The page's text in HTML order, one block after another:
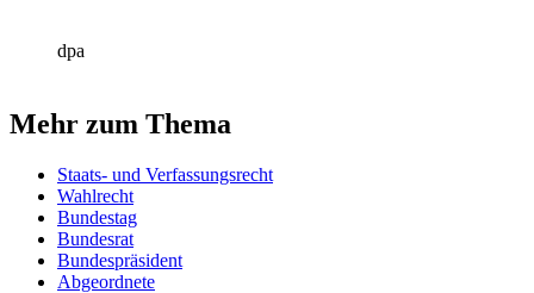
dpa
Mehr zum Thema
Staats- und Verfassungsrecht
Wahlrecht
Bundestag
Bundesrat
Bundespräsident
Abgeordnete